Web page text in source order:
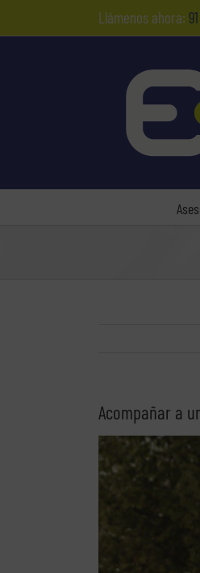
Llámenos ahora:
Acompañar a
imagen
más